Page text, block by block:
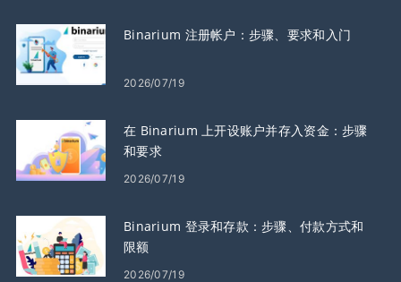
Binarium 注册帐户：步骤、要求和入门
2026/07/19
在 Binarium 上开设账户并存入资金：步骤
和要求
2026/07/19
Binarium 登录和存款：步骤、付款方式和
限额
2026/07/19